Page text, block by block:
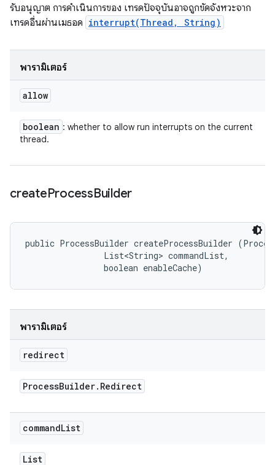
รับอนุญาต การดำเนินการของ เทรดปัจจุบันอาจถูกขัดจังหวะจาก
เทรดอื่นผ่านเมธอด interrupt(Thread, String)
พารามิเตอร์
allow
boolean : whether to allow run interrupts on the current
thread.
createProcessBuilder
public ProcessBuilder createProcessBuilder
                List<String> commandList,
                boolean enableCache)
พารามิเตอร์
redirect
ProcessBuilder. Redirect
commandList
List